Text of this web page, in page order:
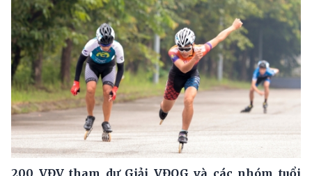
200 VĐV tham dự Giải VĐQG và các nhóm tuổi